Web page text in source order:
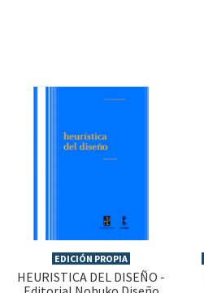
EDICIÓN PROPIA
HEURISTICA DEL DISEÑO -